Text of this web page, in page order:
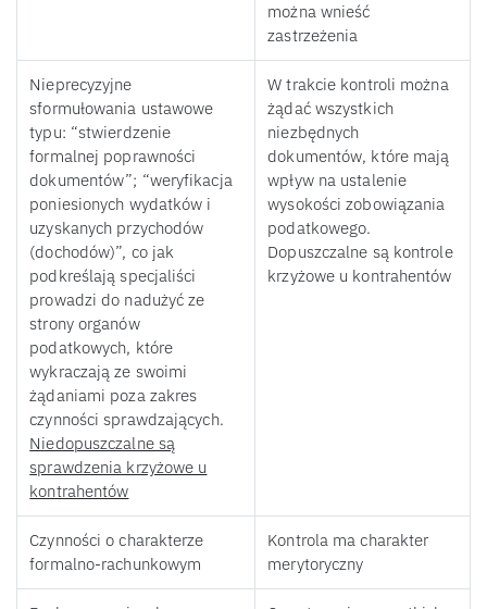
można wnieść
zastrzeżenia
Nieprecyzyjne
sformułowania ustawowe
typu: “stwierdzenie
formalnej poprawności
dokumentów”; “weryfikacja
poniesionych wydatków i
uzyskanych przychodów
(dochodów)”, co jak
podkreślają specjaliści
prowadzi do nadużyć ze
strony organów
podatkowych, które
wykraczają ze swoimi
żądaniami poza zakres
czynności sprawdzających.
Niedopuszczalne są
sprawdzenia krzyżowe u
kontrahentów
W trakcie kontroli można
żądać wszystkich
niezbędnych
dokumentów, które mają
wpływ na ustalenie
wysokości zobowiązania
podatkowego.
Dopuszczalne są kontrole
krzyżowe u kontrahentów
Czynności o charakterze
formalno-rachunkowym
Kontrola ma charakter
merytoryczny